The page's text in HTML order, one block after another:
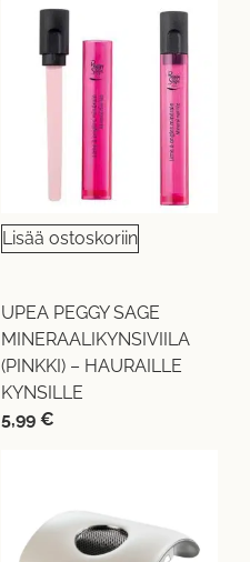
Lisää ostoskoriin
UPEA PEGGY SAGE
MINERAALIKYNSIVIILA
(PINKKI) – HAURAILLE
KYNSILLE
5,99 €